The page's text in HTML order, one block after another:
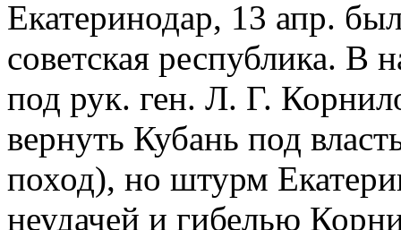
Екатеринодар, 13 апр.
советская республика. В
под рук. ген. Л. Г.
вернуть Кубань под
поход), но штурм
неудачей и гибелью